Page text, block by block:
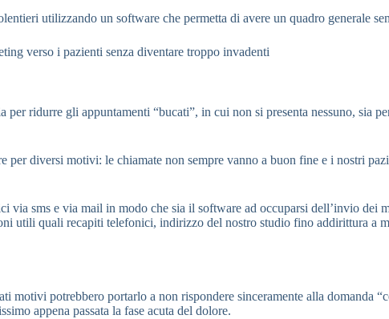
utilizzando un software che permetta di avere un quadro generale
verso i pazienti senza diventare troppo invadenti
ridurre gli appuntamenti “bucati”, in cui non si presenta nessuno, sia
diversi motivi: le chiamate non sempre vanno a buon fine e i nostri
via sms e via mail in modo che sia il software ad occuparsi dell’invio dei
utili quali recapiti telefonici, indirizzo del nostro studio fino addirittura a
potrebbero portarlo a non rispondere sinceramente alla domanda
appena passata la fase acuta del dolore.